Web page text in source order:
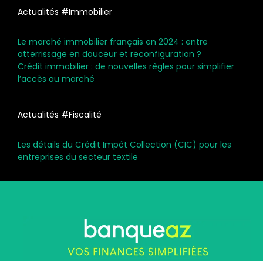
Actualités #Immobilier
Le marché immobilier français en 2024 : entre
atterrissage en douceur et reconfiguration ?
Crédit immobilier : de nouvelles règles pour simplifier
l’accès au marché
Actualités #Fiscalité
Les détails du Crédit Impôt Collection (CIC) pour les
entreprises du secteur textile